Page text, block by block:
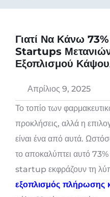
Γιατί Να Κάνω
Startups
Εξοπλισμού
Απρίλιος 9, 2025
Το τοπίο των
προκλήσεις, αλλά η
είναι ένα από αυτά.
το αποκαλύπτει αυτό
startup εκφράζουν τη
εξοπλισμός πλήρωσης